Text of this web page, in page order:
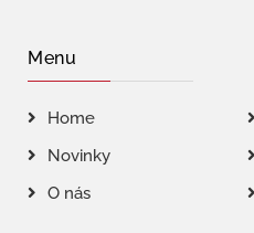
Menu
Home
Novinky
O nás